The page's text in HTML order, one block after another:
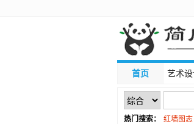
首页 艺术
热门搜索： 红墙图志